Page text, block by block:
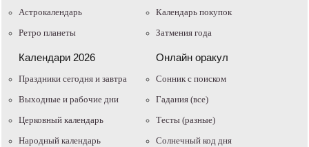
Астрокалендарь
Ретро планеты
Календарь покупок
Затмения года
Календари 2026
Праздники сегодня и завтра
Выходные и рабочие дни
Церковный календарь
Народный календарь
Онлайн оракул
Cонник с поиском
Гадания (все)
Тесты (разные)
Солнечный код дня